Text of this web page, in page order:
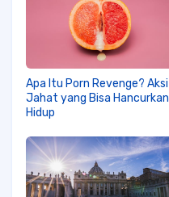
Apa Itu Porn Revenge? Aksi
Jahat yang Bisa Hancurkan
Hidup